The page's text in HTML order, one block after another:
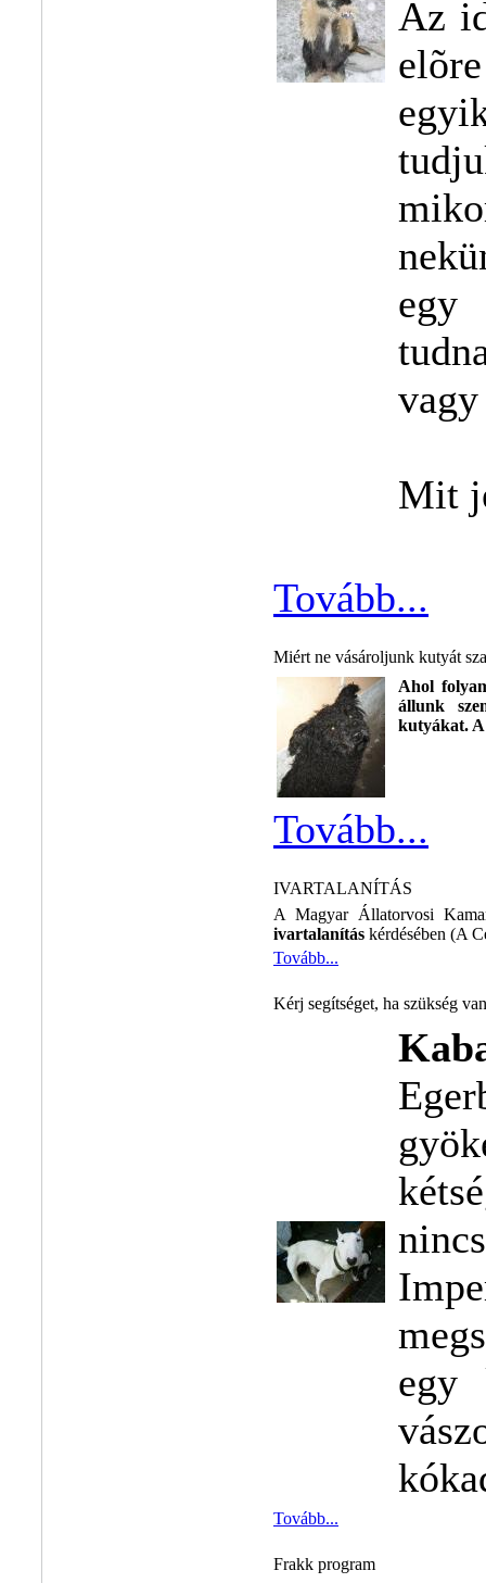
Az
egy
Mit
Tovább...
Miért ne vásároljunk kutyát
Ahol
állunk
kutyákat. A
Tovább...
IVARTALANÍTÁS
A Magyar Állatorvosi
ivartalanítás kérdésében (A
Tovább...
Kérj segítséget, ha szükség
egy
Tovább...
Frakk program